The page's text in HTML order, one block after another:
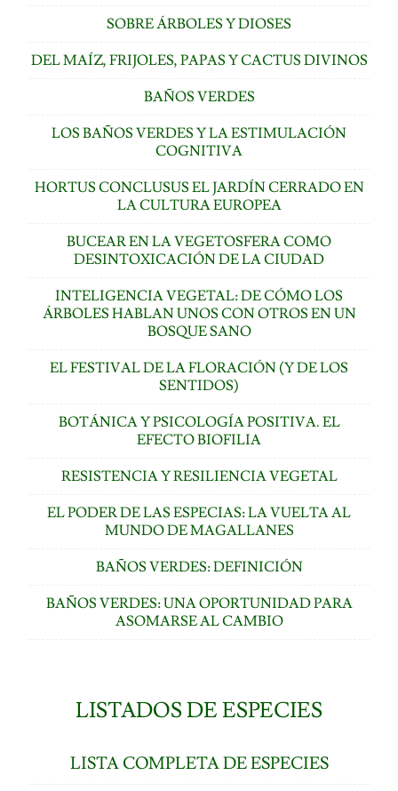
SOBRE ÁRBOLES Y DIOSES
DEL MAÍZ, FRIJOLES, PAPAS Y CACTUS DIVINOS
BAÑOS VERDES
LOS BAÑOS VERDES Y LA ESTIMULACIÓN
COGNITIVA
HORTUS CONCLUSUS EL JARDÍN CERRADO EN
LA CULTURA EUROPEA
BUCEAR EN LA VEGETOSFERA COMO
DESINTOXICACIÓN DE LA CIUDAD
INTELIGENCIA VEGETAL: DE CÓMO LOS
ÁRBOLES HABLAN UNOS CON OTROS EN UN
BOSQUE SANO
EL FESTIVAL DE LA FLORACIÓN (Y DE LOS
SENTIDOS)
BOTÁNICA Y PSICOLOGÍA POSITIVA. EL
EFECTO BIOFILIA
RESISTENCIA Y RESILIENCIA VEGETAL
EL PODER DE LAS ESPECIAS: LA VUELTA AL
MUNDO DE MAGALLANES
BAÑOS VERDES: DEFINICIÓN
BAÑOS VERDES: UNA OPORTUNIDAD PARA
ASOMARSE AL CAMBIO
LISTADOS DE ESPECIES
LISTA COMPLETA DE ESPECIES